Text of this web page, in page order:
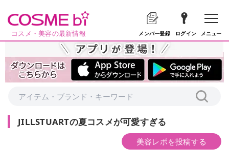
コスメ・美容の最新情報 メンバー登録 ログイン メニュー
JILLSTUARTの夏コスメが可愛すぎる
美容レポを投稿する